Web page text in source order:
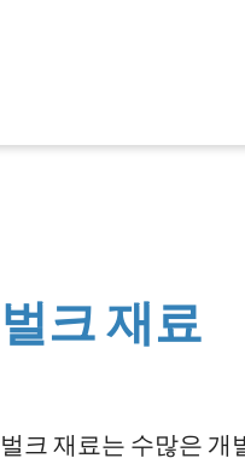
벌크 재료
벌크 재료는 수많은 개